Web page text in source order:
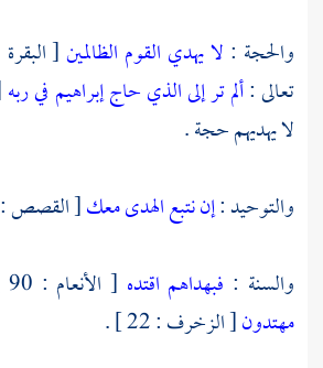
والحجة : لا يهدي القوم الظالمين
تعالى :ألم تر إلى الذي حاج إبراهيم في ربه
لا يهديهم حجة .
والتوحيد :إن نتبع الهدى معك[ القصص : 57 ] .
والسنة : فبهداهم اقتده [ الأنعام : 90 ] ،
مهتدون[ الزخرف : 22 ] .